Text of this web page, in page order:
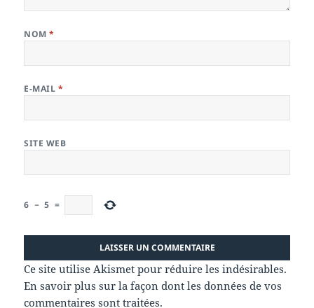
NOM*
E-MAIL *
SITE WEB
6 − 5 =
Ce site utilise Akismet pour réduire les indésirables.
En savoir plus sur la façon dont les données de vos
commentaires sont traitées.